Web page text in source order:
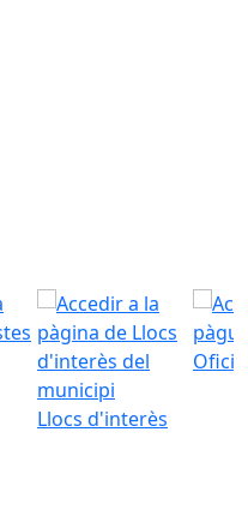
Llocs d'interès